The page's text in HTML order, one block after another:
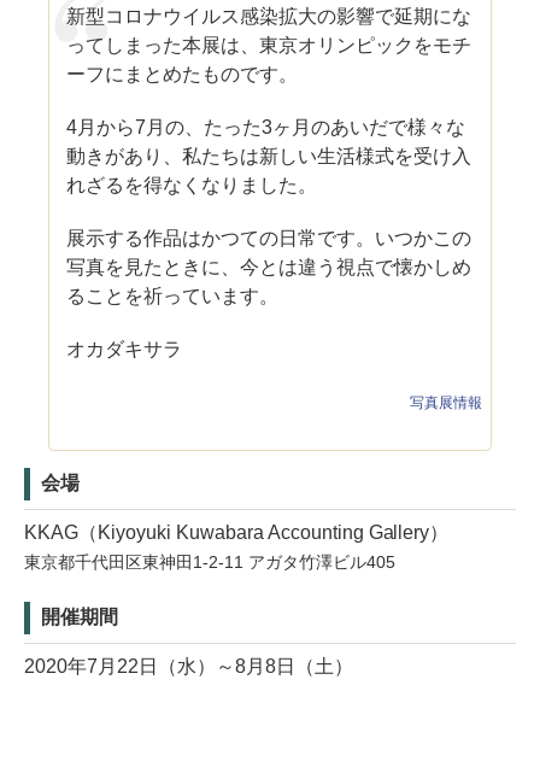
新型コロナウイルス感染拡大の影響で延期にな
ってしまった本展は、東京オリンピックをモチ
ーフにまとめたものです。
4月から7月の、たった3ヶ月のあいだで様々な
動きがあり、私たちは新しい生活様式を受け入
れざるを得なくなりました。
展示する作品はかつての日常です。いつかこの
写真を見たときに、今とは違う視点で懐かしめ
ることを祈っています。
オカダキサラ
写真展情報
会場
KKAG（Kiyoyuki Kuwabara Accounting Gallery）
東京都千代田区東神田1-2-11 アガタ竹澤ビル405
開催期間
2020年7月22日（水）～8月8日（土）